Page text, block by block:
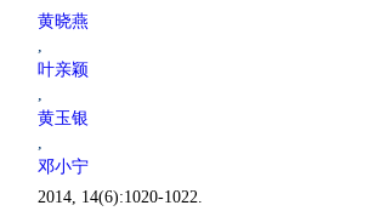
黄晓燕
,
叶亲颖
,
黄玉银
,
邓小宁
2014, 14(6):1020-1022.